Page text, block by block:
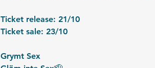
Ticket release: 21/10
Ticket sale: 23/10
Grymt Sex